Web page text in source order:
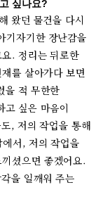
싶나요?
왔던 물건을 다시
기자기한 장난감을
. 정리는 뒤로한
를 살아가다 보면
을 적 무한한
고 싶은 마음이
, 저의 작업을 통해
서, 저의 작업을
셨으면 좋겠어요.
을 일깨워 주는